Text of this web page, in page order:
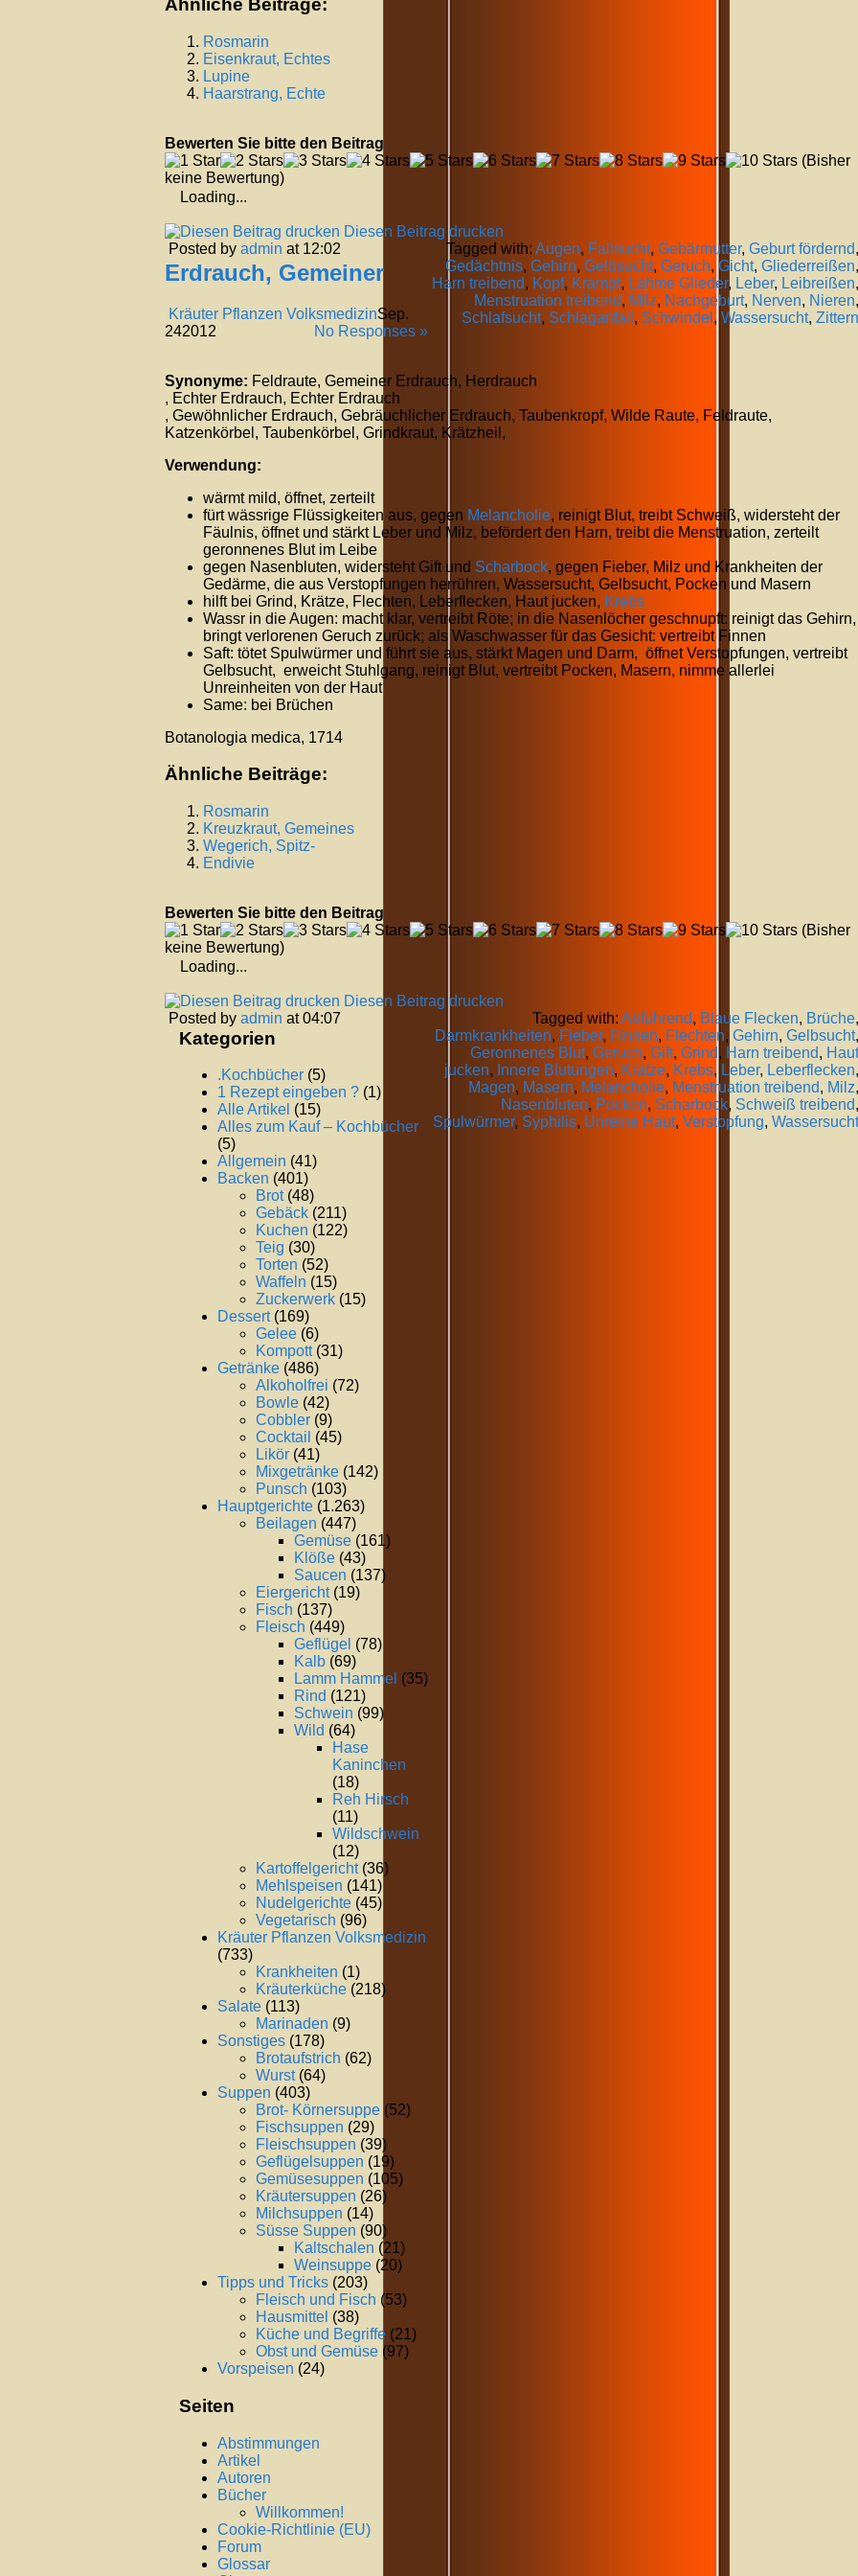
Ähnliche Beiträge:
Rosmarin
Eisenkraut, Echtes
Lupine
Haarstrang, Echte
Bewerten Sie bitte den Beitrag
(Bisher
keine Bewertung)
Loading...
Diesen Beitrag drucken
Posted by admin at 12:02 Tagged with: Augen, Fallsucht, Gebärmutter, Geburt fördernd,
Gedächtnis, Gehirn, Gelbsucht, Geruch, Gicht, Gliederreißen,
Harn treibend, Kopf, Krampf, Lahme Glieder, Leber, Leibreißen,
Menstruation treibend, Milz, Nachgeburt, Nerven, Nieren,
Schlafsucht, Schlaganfall , Schwindel , Wassersucht, Zittern
Erdrauch, Gemeiner
Kräuter Pflanzen Volksmedizin
No Responses »
Sep.
242012
Synonyme: Feldraute, Gemeiner Erdrauch, Herdrauch
, Echter Erdrauch, Echter Erdrauch
, Gewöhnlicher Erdrauch, Gebräuchlicher Erdrauch, Taubenkropf, Wilde Raute, Feldraute,
Katzenkörbel, Taubenkörbel, Grindkraut, Krätzheil,
Verwendung:
wärmt mild, öffnet, zerteilt
fürt wässrige Flüssigkeiten aus, gegen Melancholie, reinigt Blut, treibt Schweiß, widersteht der
Fäulnis, öffnet und stärkt Leber und Milz, befördert den Harn, treibt die Menstruation, zerteilt
geronnenes Blut im Leibe
gegen Nasenbluten, widersteht Gift und Scharbock, gegen Fieber, Milz und Krankheiten der
Gedärme, die aus Verstopfungen herrühren, Wassersucht, Gelbsucht, Pocken und Masern
hilft bei Grind, Krätze, Flechten, Leberflecken, Haut jucken, Krebs
Wassr in die Augen: macht klar, vertreibt Röte; in die Nasenlöcher geschnupft: reinigt das Gehirn,
bringt verlorenen Geruch zurück; als Waschwasser für das Gesicht: vertreibt Finnen
Saft: tötet Spulwürmer und führt sie aus, stärkt Magen und Darm, öffnet Verstopfungen, vertreibt
Gelbsucht, erweicht Stuhlgang, reinigt Blut, vertreibt Pocken, Masern, nimme allerlei
Unreinheiten von der Haut
Same: bei Brüchen
Botanologia medica, 1714
Ähnliche Beiträge:
Rosmarin
Kreuzkraut, Gemeines
Wegerich, Spitz-
Endivie
Bewerten Sie bitte den Beitrag
(Bisher
keine Bewertung)
Loading...
Diesen Beitrag drucken
Posted by admin at 04:07 Tagged with: Abführend, Blaue Flecken, Brüche,
Darmkrankheiten, Fieber, Finnen, Flechten, Gehirn, Gelbsucht,
Geronnenes Blut, Geruch, Gift, Grind, Harn treibend, Haut
jucken, Innere Blutungen, Krätze, Krebs, Leber, Leberflecken,
Magen, Masern, Melancholie, Menstruation treibend, Milz,
Nasenbluten, Pocken, Scharbock, Schweiß treibend,
Spulwürmer, Syphilis, Unreine Haut, Verstopfung, Wassersucht
Kategorien
.Kochbücher (5)
1 Rezept eingeben ? (1)
Alle Artikel (15)
Alles zum Kauf – Kochbücher
(5)
Allgemein (41)
Backen (401)
Brot(48)
Gebäck (211)
Kuchen (122)
Teig (30)
Torten (52)
Waffeln (15)
Zuckerwerk (15)
Dessert(169)
Gelee (6)
Kompott(31)
Getränke (486)
Alkoholfrei (72)
Bowle (42)
Cobbler (9)
Cocktail (45)
Likör (41)
Mixgetränke (142)
Punsch (103)
Hauptgerichte (1.263)
Beilagen (447)
Gemüse (161)
Klöße (43)
Saucen (137)
Eiergericht(19)
Fisch (137)
Fleisch (449)
Geflügel (78)
Kalb (69)
Lamm Hammel (35)
Rind (121)
Schwein (99)
Wild (64)
Hase
Kaninchen
(18)
Reh Hirsch
(11)
Wildschwein
(12)
Kartoffelgericht(36)
Mehlspeisen (141)
Nudelgerichte (45)
Vegetarisch (96)
Kräuter Pflanzen Volksmedizin
(733)
Krankheiten (1)
Kräuterküche (218)
Salate (113)
Marinaden (9)
Sonstiges (178)
Brotaufstrich (62)
Wurst(64)
Suppen (403)
Brot- Körnersuppe (52)
Fischsuppen (29)
Fleischsuppen (39)
Geflügelsuppen (19)
Gemüsesuppen (105)
Kräutersuppen (26)
Milchsuppen (14)
Süsse Suppen (90)
Kaltschalen (21)
Weinsuppe (20)
Tipps und Tricks (203)
Fleisch und Fisch (53)
Hausmittel (38)
Küche und Begriffe (21)
Obst und Gemüse (97)
Vorspeisen (24)
Seiten
Abstimmungen
Artikel
Autoren
Bücher
Willkommen!
Cookie-Richtlinie (EU)
Forum
Glossar